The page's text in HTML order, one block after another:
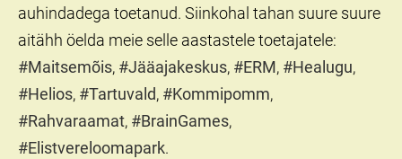
auhindadega toetanud. Siinkohal tahan suure suure
aitähh öelda meie selle aastastele toetajatele:
#Maitsemõis, #Jääajakeskus, #ERM, #Healugu,
#Helios, #Tartuvald, #Kommipomm,
#Rahvaraamat, #BrainGames,
#Elistvereloomapark.